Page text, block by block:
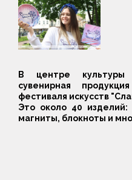
В центре культуры
сувенирная
фестиваля искусств
Это около 40 изделий:
магниты, блокноты и